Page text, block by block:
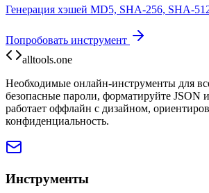
Генерация хэшей MD5, SHA-256, SHA-
Попробовать инструмент
alltools.one
Необходимые онлайн-инструменты для
безопасные пароли, форматируйте JSON
работает оффлайн с дизайном,
конфиденциальность.
Инструменты